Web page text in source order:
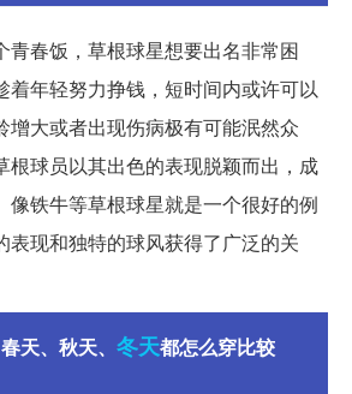
青春饭，草根球星想要出名非常困
着年轻努力挣钱，短时间内或许可以
增大或者出现伤病极有可能泯然众
根球员以其出色的表现脱颖而出，成
像铁牛等草根球星就是一个很好的例
表现和独特的球风获得了广泛的关
天、秋天、 冬天都怎么穿比较